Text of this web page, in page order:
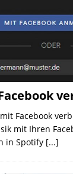
Facebook
mit Ihren
in Spotify [...]